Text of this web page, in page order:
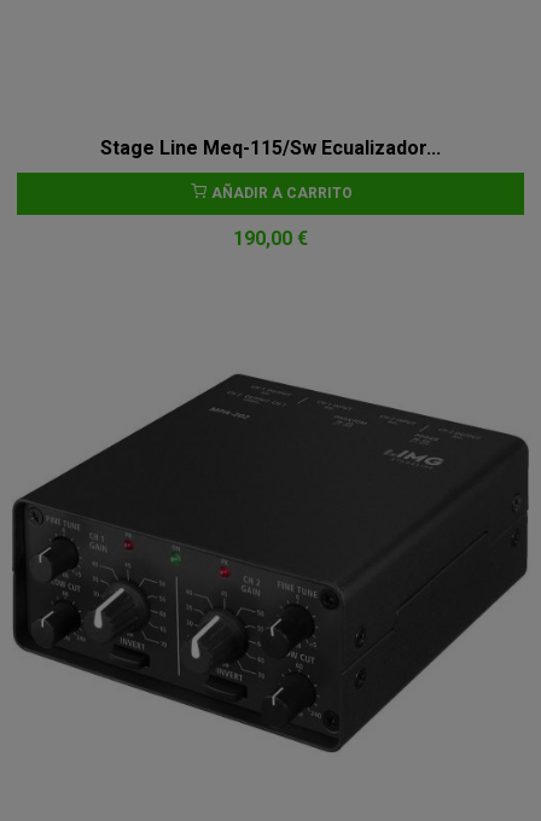
Stage Line Meq-115/Sw Ecualizador...
AÑADIR A CARRITO
190,00 €